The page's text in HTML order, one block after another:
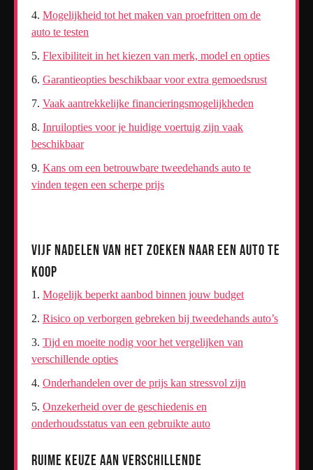
Mogelijkheid tot het maken van proefritten om de
auto te testen
Flexibiliteit in het kiezen van merk, model en opties
Garantieopties beschikbaar voor extra gemoedsrust
Vaak aantrekkelijke financieringsmogelijkheden
Inruilopties voor je huidige voertuig zijn vaak
beschikbaar
Kans om een betrouwbare tweedehands auto te
vinden tegen een scherpe prijs
Vijf Nadelen van het Zoeken naar een Auto te
Koop
Mogelijk beperkt aanbod binnen jouw budget
Risico op verborgen gebreken bij tweedehands auto’s
Tijd en moeite nodig voor het vergelijken van
verschillende opties
Onderhandelen over de prijs kan stressvol zijn
Onzekerheid over de geschiedenis en
onderhoudsstatus van een gebruikte auto
Ruime keuze aan verschillende